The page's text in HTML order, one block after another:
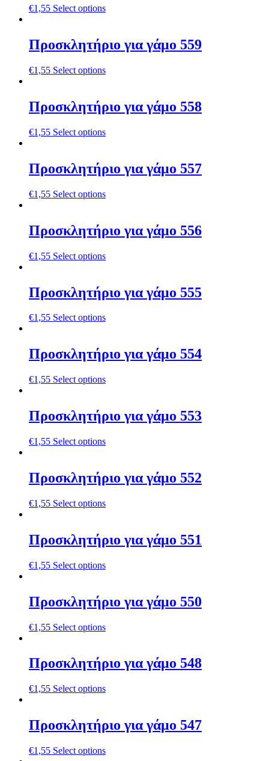
€1,55 Select options
Προσκλητήριο για γάμο 559
€1,55 Select options
Προσκλητήριο για γάμο 558
€1,55 Select options
Προσκλητήριο για γάμο 557
€1,55 Select options
Προσκλητήριο για γάμο 556
€1,55 Select options
Προσκλητήριο για γάμο 555
€1,55 Select options
Προσκλητήριο για γάμο 554
€1,55 Select options
Προσκλητήριο για γάμο 553
€1,55 Select options
Προσκλητήριο για γάμο 552
€1,55 Select options
Προσκλητήριο για γάμο 551
€1,55 Select options
Προσκλητήριο για γάμο 550
€1,55 Select options
Προσκλητήριο για γάμο 548
€1,55 Select options
Προσκλητήριο για γάμο 547
€1,55 Select options